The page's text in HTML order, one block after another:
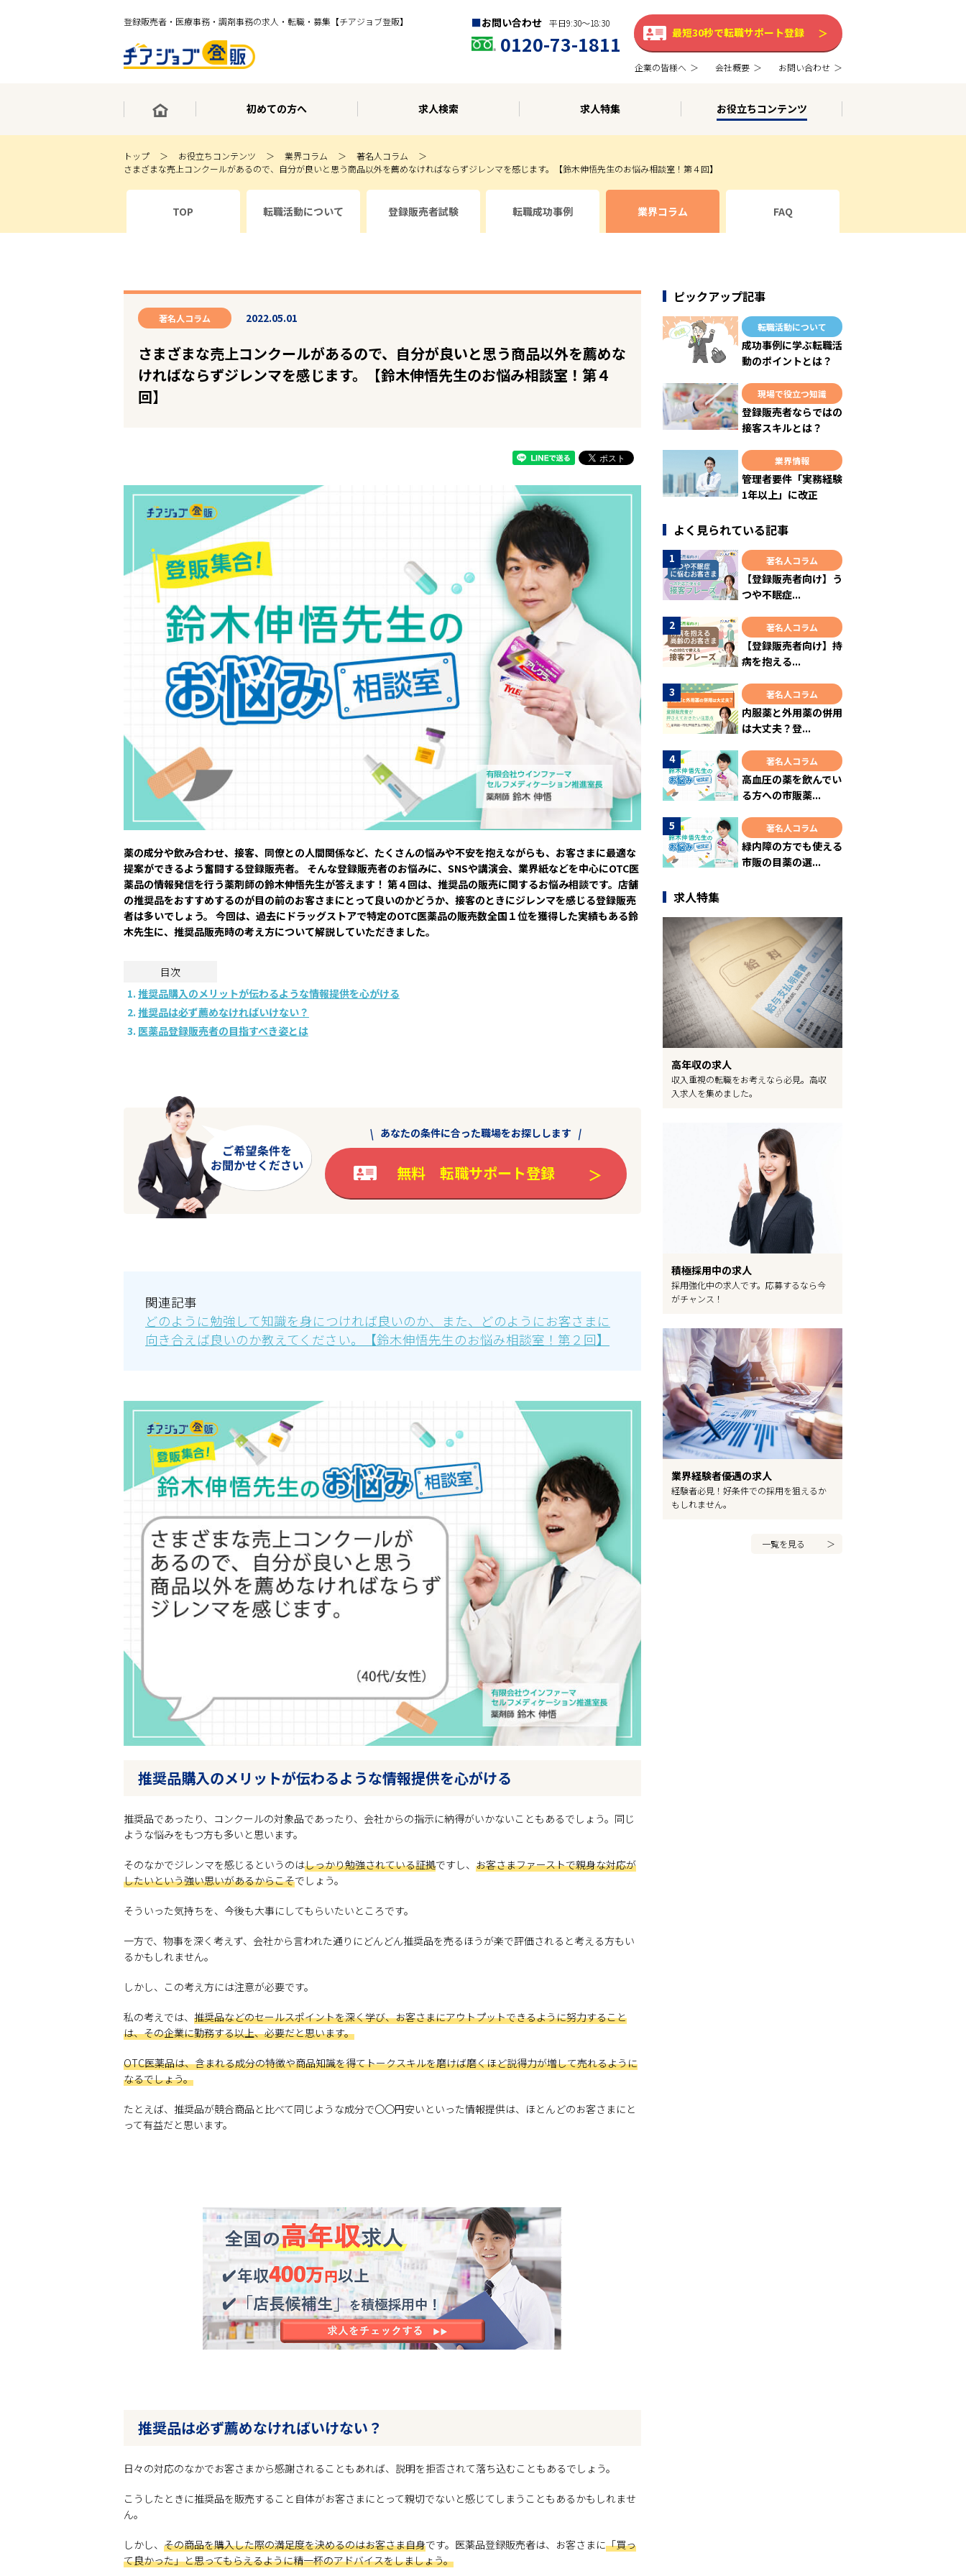
登録販売者・医療事務・調剤事務の求人・転職・募集【チアジョブ登販】 お問い合わせ 平日9:30〜18:30
0120-73-1811 最短30秒で転職サポート登録
企業の皆様へ 会社概要 お問い合わせ
初めての方へ 求人検索 求人特集 お役立ちコンテンツ
トップ お役立ちコンテンツ 業界コラム
著名人コラム
さまざまな売上コンクールがあるので、自分が良いと思う商品以外を薦めなければならずジレンマを感じます。【鈴木伸悟先生のお悩み相談室！第４回】
TOP 転職活動について 登録販売者試験 転職成功事例 業界コラム FAQ
著名人コラム 2022.05.01
さまざまな売上コンクールがあるので、自分が良いと思う商品以外を薦めな
ければならずジレンマを感じます。【鈴木伸悟先生のお悩み相談室！第４
回】
薬の成分や飲み合わせ、接客、同僚との人間関係など、たくさんの悩みや不安を抱えながらも、お客さまに最適な
提案ができるよう奮闘する登録販売者。 そんな登録販売者のお悩みに、SNSや講演会、業界紙などを中心にOTC医
薬品の情報発信を行う薬剤師の鈴木伸悟先生が答えます！ 第４回は、推奨品の販売に関するお悩み相談です。店舗
の推奨品をおすすめするのが目の前のお客さまにとって良いのかどうか、接客のときにジレンマを感じる登録販売
者は多いでしょう。 今回は、過去にドラッグストアで特定のOTC医薬品の販売数全国１位を獲得した実績もある鈴
木先生に、推奨品販売時の考え方について解説していただきました。
目次
推奨品購入のメリットが伝わるような情報提供を心がける
推奨品は必ず薦めなければいけない？
医薬品登録販売者の目指すべき姿とは
あなたの条件に合った職場をお探しします
無料 転職サポート登録
関連記事
どのように勉強して知識を身につければ良いのか、また、どのようにお客さまに
向き合えば良いのか教えてください。【鈴木伸悟先生のお悩み相談室！第２回】
推奨品購入のメリットが伝わるような情報提供を心がける
推奨品であったり、コンクールの対象品であったり、会社からの指示に納得がいかないこともあるでしょう。同じ
ような悩みをもつ方も多いと思います。
そのなかでジレンマを感じるというのはしっかり勉強されている証拠ですし、 お客さまファーストで親身な対応が
したいという強い思いがあるからこそでしょう。
そういった気持ちを、今後も大事にしてもらいたいところです。
一方で、物事を深く考えず、会社から言われた通りにどんどん推奨品を売るほうが楽で評価されると考える方もい
るかもしれません。
しかし、この考え方には注意が必要です。
私の考えでは、 推奨品などのセールスポイントを深く学び、お客さまにアウトプットできるように努力すること
は、その企業に勤務する以上、必要だと思います。
OTC医薬品は、含まれる成分の特徴や商品知識を得てトークスキルを磨けば磨くほど説得力が増して売れるように
なるでしょう。
たとえば、推奨品が競合商品と比べて同じような成分で〇〇円安いといった情報提供は、ほとんどのお客さまにと
って有益だと思います。
推奨品は必ず薦めなければいけない？
日々の対応のなかでお客さまから感謝されることもあれば、説明を拒否されて落ち込むこともあるでしょう。
こうしたときに推奨品を販売すること自体がお客さまにとって親切でないと感じてしまうこともあるかもしれませ
ん。
しかし、 その商品を購入した際の満足度を決めるのはお客さま自身です。医薬品登録販売者は、お客さまに「買っ
て良かった」と思ってもらえるように精一杯のアドバイスをしましょう。
ピックアップ記事
転職活動について
成功事例に学ぶ転職活
動のポイントとは？
現場で役立つ知識
登録販売者ならではの
接客スキルとは？
業界情報
管理者要件「実務経験
1年以上」に改正
よく見られている記事
著名人コラム
【登録販売者向け】う
つや不眠症...
著名人コラム
【登録販売者向け】持
病を抱える...
著名人コラム
内服薬と外用薬の併用
は大丈夫？登...
著名人コラム
高血圧の薬を飲んでい
る方への市販薬...
著名人コラム
緑内障の方でも使える
市販の目薬の選...
求人特集
高年収の求人
収入重視の転職をお考えなら必見。高収
入求人を集めました。
積極採用中の求人
採用強化中の求人です。応募するなら今
がチャンス！
業界経験者優遇の求人
経験者必見！好条件での採用を狙えるか
もしれません。
一覧を見る